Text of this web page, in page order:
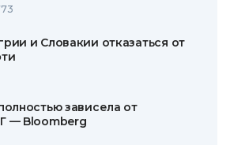
и Словакии отказаться от
зависела от
— Bloomberg